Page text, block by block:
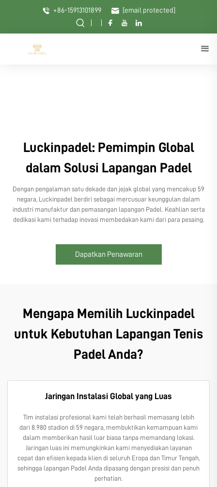
+86-15913101899 [email protected]
Luckinpadel: Pemimpin Global
dalam Solusi Lapangan Padel
Dengan pengalaman satu dekade dan jejak global yang mencakup 59
negara, Luckinpadel berdiri sebagai mercusuar keunggulan dalam
industri manufaktur dan pemasangan lapangan Padel. Keahlian serta
dedikasi kami terhadap inovasi membedakan kami dari para pesaing.
Dapatkan Penawaran
Mengapa Memilih Luckinpadel
untuk Kebutuhan Lapangan Tenis
Padel Anda?
Jaringan Instalasi Global yang Luas
Tim instalasi profesional kami telah berhasil memasang lebih
dari 8.980 stadion di 59 negara, membuktikan kemampuan kami
dalam memberikan hasil luar biasa tanpa memandang lokasi.
Jaringan luas ini memungkinkan kami menyediakan layanan
cepat dan efisien kepada klien di seluruh Eropa dan Timur Tengah,
sehingga lapangan Padel Anda dipasang dengan presisi dan penuh
perhatian.